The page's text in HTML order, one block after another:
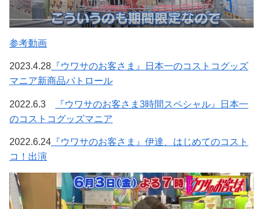
参考動画
2023.4.28 『ウワサのお客さま』日本一のコストコグッズ
マニア新商品パトロール
2022.6.3
『ウワサのお客さま3時間スペシャル』日本一
のコストコグッズマニア
2022.6.24 『ウワサのお客さま』伊達、はじめてのコスト
コ！出演